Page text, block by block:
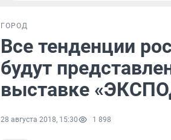
ГОРОД
Все тенденции
будут
выставке
28 августа 2018, 15:30 1 898